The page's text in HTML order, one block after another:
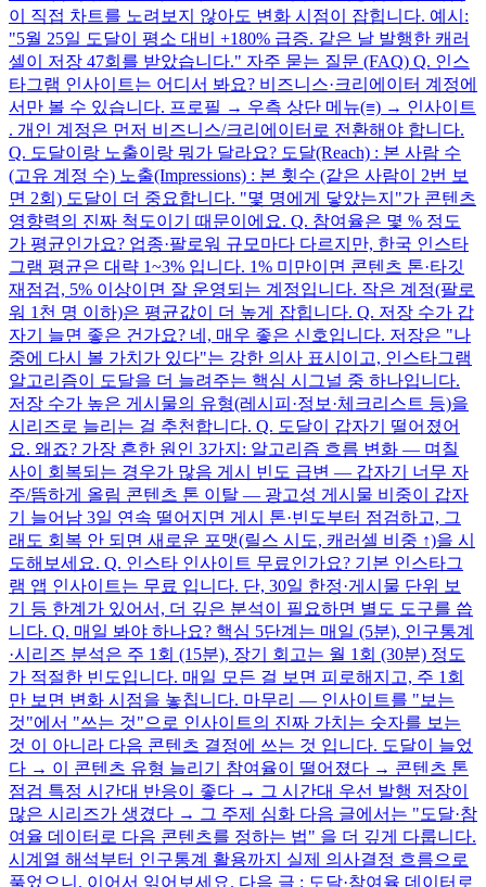
이 직접 차트를 노려보지 않아도 변화 시점이 잡힙니다. 예시:
"5월 25일 도달이 평소 대비 +180% 급증. 같은 날 발행한 캐러
셀이 저장 47회를 받았습니다." 자주 묻는 질문 (FAQ) Q. 인스
타그램 인사이트는 어디서 봐요? 비즈니스·크리에이터 계정에
서만 볼 수 있습니다. 프로필 → 우측 상단 메뉴(≡) → 인사이트
. 개인 계정은 먼저 비즈니스/크리에이터로 전환해야 합니다.
Q. 도달이랑 노출이랑 뭐가 달라요? 도달(Reach) : 본 사람 수
(고유 계정 수) 노출(Impressions) : 본 횟수 (같은 사람이 2번 보
면 2회) 도달이 더 중요합니다. "몇 명에게 닿았는지"가 콘텐츠
영향력의 진짜 척도이기 때문이에요. Q. 참여율은 몇 % 정도
가 평균인가요? 업종·팔로워 규모마다 다르지만, 한국 인스타
그램 평균은 대략 1~3% 입니다. 1% 미만이면 콘텐츠 톤·타깃
재점검, 5% 이상이면 잘 운영되는 계정입니다. 작은 계정(팔로
워 1천 명 이하)은 평균값이 더 높게 잡힙니다. Q. 저장 수가 갑
자기 늘면 좋은 건가요? 네, 매우 좋은 신호입니다. 저장은 "나
중에 다시 볼 가치가 있다"는 강한 의사 표시이고, 인스타그램
알고리즘이 도달을 더 늘려주는 핵심 시그널 중 하나입니다.
저장 수가 높은 게시물의 유형(레시피·정보·체크리스트 등)을
시리즈로 늘리는 걸 추천합니다. Q. 도달이 갑자기 떨어졌어
요. 왜죠? 가장 흔한 원인 3가지: 알고리즘 흐름 변화 — 며칠
사이 회복되는 경우가 많음 게시 빈도 급변 — 갑자기 너무 자
주/뜸하게 올림 콘텐츠 톤 이탈 — 광고성 게시물 비중이 갑자
기 늘어남 3일 연속 떨어지면 게시 톤·빈도부터 점검하고, 그
래도 회복 안 되면 새로운 포맷(릴스 시도, 캐러셀 비중 ↑)을 시
도해보세요. Q. 인스타 인사이트 무료인가요? 기본 인스타그
램 앱 인사이트는 무료 입니다. 단, 30일 한정·게시물 단위 보
기 등 한계가 있어서, 더 깊은 분석이 필요하면 별도 도구를 씁
니다. Q. 매일 봐야 하나요? 핵심 5단계는 매일 (5분), 인구통계
·시리즈 분석은 주 1회 (15분), 장기 회고는 월 1회 (30분) 정도
가 적절한 빈도입니다. 매일 모든 걸 보면 피로해지고, 주 1회
만 보면 변화 시점을 놓칩니다. 마무리 — 인사이트를 "보는
것"에서 "쓰는 것"으로 인사이트의 진짜 가치는 숫자를 보는
것 이 아니라 다음 콘텐츠 결정에 쓰는 것 입니다. 도달이 늘었
다 → 이 콘텐츠 유형 늘리기 참여율이 떨어졌다 → 콘텐츠 톤
점검 특정 시간대 반응이 좋다 → 그 시간대 우선 발행 저장이
많은 시리즈가 생겼다 → 그 주제 심화 다음 글에서는 "도달·참
여율 데이터로 다음 콘텐츠를 정하는 법" 을 더 깊게 다룹니다.
시계열 해석부터 인구통계 활용까지 실제 의사결정 흐름으로
풀었으니, 이어서 읽어보세요. 다음 글 : 도달·참여율 데이터로